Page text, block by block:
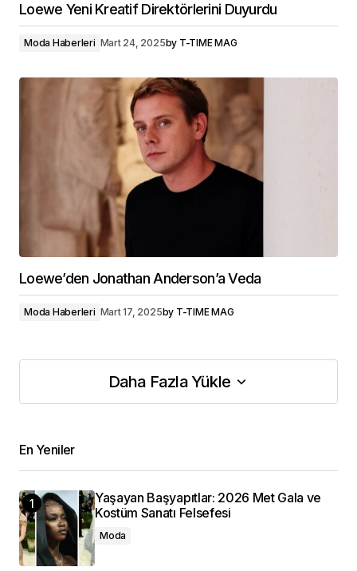
Loewe Yeni Kreatif Direktörlerini Duyurdu
Moda Haberleri Mart 24, 2025by T-TIME MAG
Loewe’den Jonathan Anderson’a Veda
Moda Haberleri Mart 17, 2025by T-TIME MAG
Daha Fazla Yükle
Daha Fazla Yükle
En Yeniler
Yaşayan Başyapıtlar: 2026 Met Gala ve
Kostüm Sanatı Felsefesi
Moda